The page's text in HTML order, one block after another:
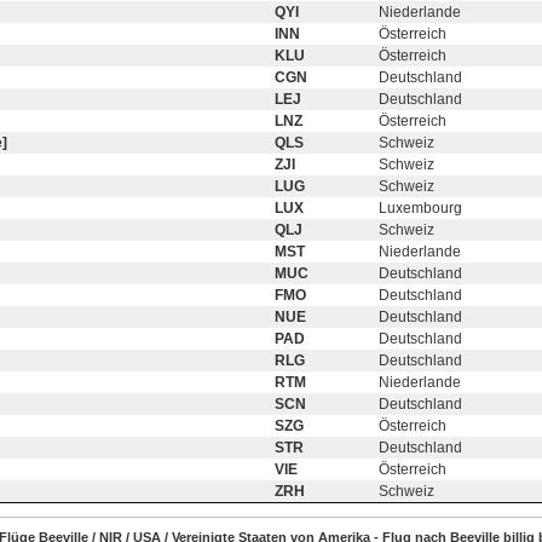
QYI
Niederlande
INN
Österreich
KLU
Österreich
CGN
Deutschland
LEJ
Deutschland
LNZ
Österreich
QLS
Schweiz
ZJI
Schweiz
LUG
Schweiz
LUX
Luxembourg
QLJ
Schweiz
MST
Niederlande
MUC
Deutschland
FMO
Deutschland
NUE
Deutschland
PAD
Deutschland
RLG
Deutschland
RTM
Niederlande
SCN
Deutschland
SZG
Österreich
STR
Deutschland
VIE
Österreich
ZRH
Schweiz
Beeville / NIR / USA / Vereinigte Staaten von Amerika - Flug nach Beeville billig